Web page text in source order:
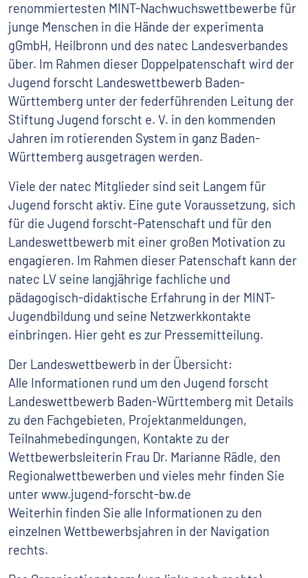
renommiertesten MINT-Nachwuchswettbewerbe für
junge Menschen in die Hände der experimenta
gGmbH, Heilbronn und des natec Landesverbandes
über. Im Rahmen dieser Doppelpatenschaft wird der
Jugend forscht Landeswettbewerb Baden-
Württemberg unter der federführenden Leitung der
Stiftung Jugend forscht e. V. in den kommenden
Jahren im rotierenden System in ganz Baden-
Württemberg ausgetragen werden.
Viele der natec Mitglieder sind seit Langem für
Jugend forscht aktiv. Eine gute Voraussetzung, sich
für die Jugend forscht-Patenschaft und für den
Landeswettbewerb mit einer großen Motivation zu
engagieren. Im Rahmen dieser Patenschaft kann der
natec LV seine langjährige fachliche und
pädagogisch-didaktische Erfahrung in der MINT-
Jugendbildung und seine Netzwerkkontakte
einbringen. Hier geht es zur Pressemitteilung.
Der Landeswettbewerb in der Übersicht:
Alle Informationen rund um den Jugend forscht
Landeswettbewerb Baden-Württemberg mit Details
zu den Fachgebieten, Projektanmeldungen,
Teilnahmebedingungen, Kontakte zu der
Wettbewerbsleiterin Frau Dr. Marianne Rädle, den
Regionalwettbewerben und vieles mehr finden Sie
unter www.jugend-forscht-bw.de
Weiterhin finden Sie alle Informationen zu den
einzelnen Wettbewerbsjahren in der Navigation
rechts.